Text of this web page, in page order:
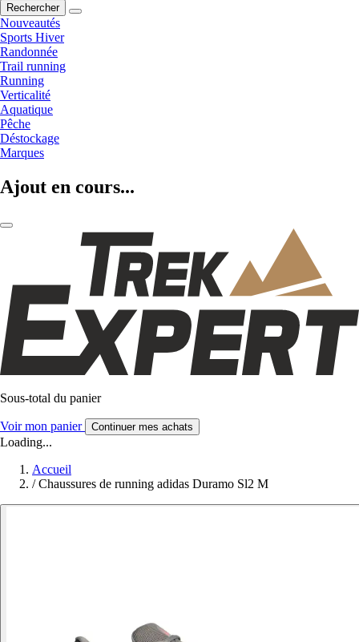
Rechercher
Nouveautés
Sports Hiver
Randonnée
Trail running
Running
Verticalité
Aquatique
Pêche
Déstockage
Marques
Ajout en cours...
Sous-total du panier
Voir mon panier Continuer mes achats
Loading...
Accueil
/ Chaussures de running adidas Duramo Sl2 M